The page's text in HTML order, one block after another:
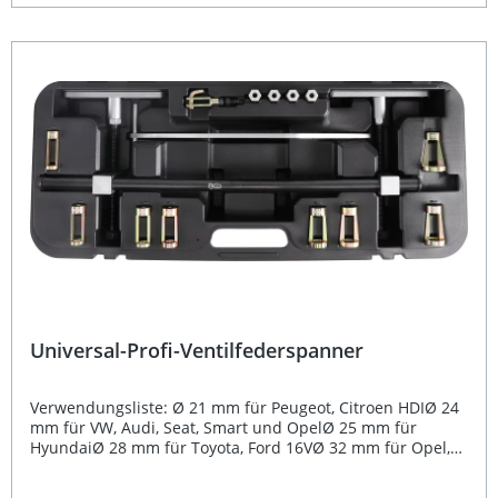
überzeugt das Werkzeug durch eine stabile Bauweise und
Handhabung bietet. Effiziente Demontage der Ventilkeile
Roller, Mopeds und Rasenmäher Ausgelegt für
Ventilschaftdurchmesser bis 5,5 mm Werkstattqualität von
BGS Reduziert Arbeitszeit und Kosten Lieferumfang: 1x
BGS Ventilkeil-Demontagewerkzeug (Bruttogewicht 438 g)
Universal-Profi-Ventilfederspanner
Verwendungsliste: Ø 21 mm für Peugeot, Citroen HDIØ 24
mm für VW, Audi, Seat, Smart und OpelØ 25 mm für
HyundaiØ 28 mm für Toyota, Ford 16VØ 32 mm für Opel,